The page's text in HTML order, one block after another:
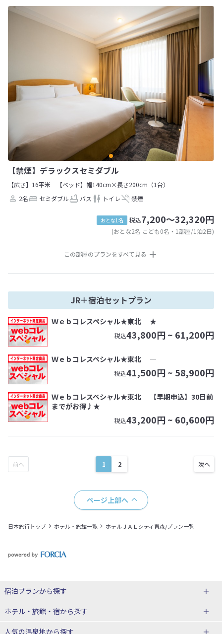
【禁煙】デラックスセミダブル
【広さ】16平米
【ベッド】幅140cm×長さ200cm（1台）
2名
セミダブル バス トイレ 禁煙
おとな1名 税込7,200～32,320円
(おとな2名 こども0名・1部屋/1泊2日)
この部屋のプランをすべて見る
JR＋宿泊セットプラン
Ｗｅｂコレスペシャル★東北 ★
税込43,800円 ~ 61,200円
Ｗｅｂコレスペシャル★東北 ―
税込41,500円 ~ 58,900円
Ｗｅｂコレスペシャル★東北 【早期申込】30日前
までがお得♪★
税込43,200円 ~ 60,600円
1 2
ページ上部へ
日本旅行トップ ホテル・旅館一覧 ホテルＪＡＬシティ青森/プラン一覧
宿泊プランから探す
北海道
東北
ホテル・旅館・宿から探す
北海道ホテル・旅館
人気の温泉地から探す